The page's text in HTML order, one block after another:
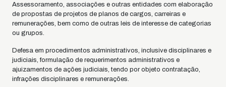
Assessoramento, associações e outras entidades com elaboração
de propostas de projetos de planos de cargos, carreiras e
remunerações, bem como de outras leis de interesse de categorias
ou grupos.
Defesa em procedimentos administrativos, inclusive disciplinares e
judiciais, formulação de requerimentos administrativos e
ajuizamentos de ações judiciais, tendo por objeto contratação,
infrações disciplinares e remunerações.